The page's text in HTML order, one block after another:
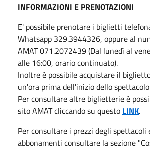
INFORMAZIONI E PRENOTAZIONI
E' possibile prenotare i biglietti
Whatsapp 329.3944326, oppure al
AMAT 071.2072439 (Dal lunedì al
alle 16:00, orario continuato).
Inoltre è possibile acquistare il
un'ora prima dell'inizio dello spettacolo.
Per consultare altre biglietterie è
sito AMAT cliccando su questo LINK.
Per consultare i prezzi degli spettacoli
abbonamenti consultare la sezione